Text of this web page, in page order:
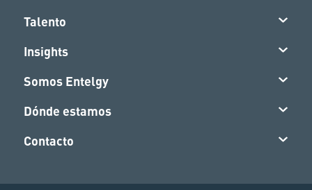
Talento
Insights
Somos Entelgy
Dónde estamos
Contacto